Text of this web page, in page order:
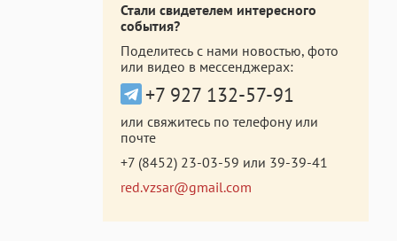
Стали свидетелем интересного
события?
Поделитесь с нами новостью, фото
или видео в мессенджерах:
+7 927 132-57-91
или свяжитесь по телефону или
почте
+7 (8452) 23-03-59 или 39-39-41
red.vzsar@gmail.com